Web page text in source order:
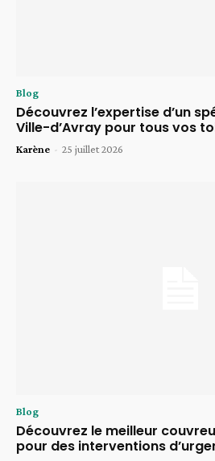
Blog
Découvrez l’expertise d’un
Ville-d’Avray pour tous vos
Karène - 25 juillet 2026
Blog
Découvrez le meilleur
pour des interventions